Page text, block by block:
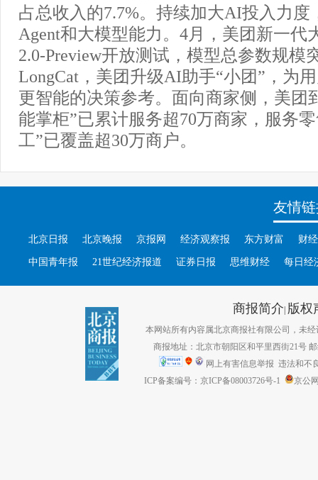
占总收入的7.7%。持续加大AI投入力度
Agent和大模型能力。4月，美团新一代
2.0-Preview开放测试，模型总参数规模
LongCat，美团升级AI助手“小团”，为
更智能的决策参考。面向商家侧，美团
能掌柜”已累计服务超70万商家，服务
工”已覆盖超30万商户。
友情
北京日报 北京晚报 京报网 经济观察报 东方财富 财
中国青年报 21世纪经济报道 证券日报 思维财经 每日经
商报简介| 版权
本网站所有内容属北京商报社有限公司，未经
商报地址：北京市朝阳区和平里西街21号
网上有害信息举报 违法和不
ICP备案编号：京ICP备08003726号-1
京公